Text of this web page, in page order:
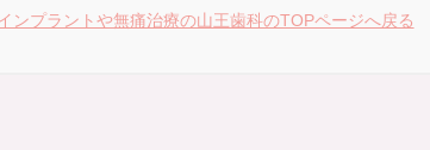
ンプラントや無痛治療の山王歯科のTOPページへ戻る